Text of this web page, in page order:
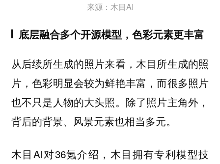
来源：木目AI
底层融合多个开源模型，色彩元素更丰富
从后续所生成的照片来看，木目所生成的照
片，色彩明显会较为鲜艳丰富，而很多照片
也不只是人物的大头照。除了照片主角外，
背后的背景、风景元素也相当多元。
木目AI对36氪介绍，木目拥有专利模型技